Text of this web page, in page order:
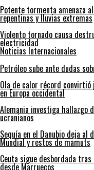
Potente tormenta amenaza
repentinas y lluvias extremas
Violento tornado causa
electricidad
Noticias Internacionales
Petróleo sube ante dudas
Ola de calor récord
en Europa occidental
Alemania investiga hallazgo
ucranianos
Sequía en el Danubio deja al
Mundial y restos de mamuts
Ceuta sigue desbordada
desde Marruecos